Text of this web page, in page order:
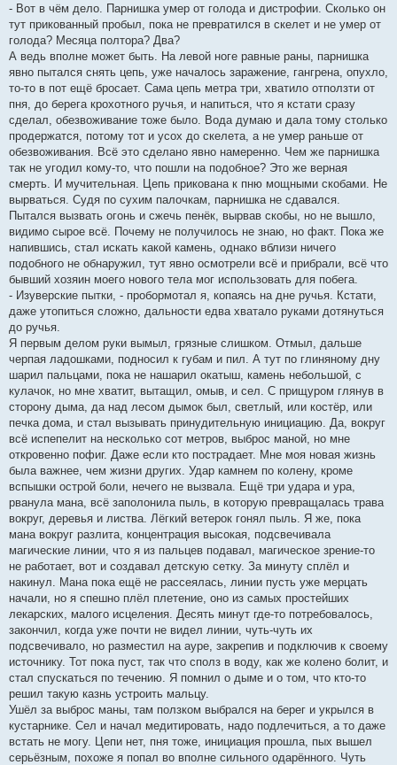
- Вот в чём дело. Парнишка умер от голода и дистрофии. Сколько он
тут прикованный пробыл, пока не превратился в скелет и не умер от
голода? Месяца полтора? Два?
А ведь вполне может быть. На левой ноге равные раны, парнишка
явно пытался снять цепь, уже началось заражение, гангрена, опухло,
то-то в пот ещё бросает. Сама цепь метра три, хватило отползти от
пня, до берега крохотного ручья, и напиться, что я кстати сразу
сделал, обезвоживание тоже было. Вода думаю и дала тому столько
продержатся, потому тот и усох до скелета, а не умер раньше от
обезвоживания. Всё это сделано явно намеренно. Чем же парнишка
так не угодил кому-то, что пошли на подобное? Это же верная
смерть. И мучительная. Цепь прикована к пню мощными скобами. Не
вырваться. Судя по сухим палочкам, парнишка не сдавался.
Пытался вызвать огонь и сжечь пенёк, вырвав скобы, но не вышло,
видимо сырое всё. Почему не получилось не знаю, но факт. Пока же
напившись, стал искать какой камень, однако вблизи ничего
подобного не обнаружил, тут явно осмотрели всё и прибрали, всё что
бывший хозяин моего нового тела мог использовать для побега.
- Изуверские пытки, - пробормотал я, копаясь на дне ручья. Кстати,
даже утопиться сложно, дальности едва хватало руками дотянуться
до ручья.
Я первым делом руки вымыл, грязные слишком. Отмыл, дальше
черпая ладошками, подносил к губам и пил. А тут по глиняному дну
шарил пальцами, пока не нашарил окатыш, камень небольшой, с
кулачок, но мне хватит, вытащил, омыв, и сел. С прищуром глянув в
сторону дыма, да над лесом дымок был, светлый, или костёр, или
печка дома, и стал вызывать принудительную инициацию. Да, вокруг
всё испепелит на несколько сот метров, выброс маной, но мне
откровенно пофиг. Даже если кто пострадает. Мне моя новая жизнь
была важнее, чем жизни других. Удар камнем по колену, кроме
вспышки острой боли, нечего не вызвала. Ещё три удара и ура,
рванула мана, всё заполонила пыль, в которую превращалась трава
вокруг, деревья и листва. Лёгкий ветерок гонял пыль. Я же, пока
мана вокруг разлита, концентрация высокая, подсвечивала
магические линии, что я из пальцев подавал, магическое зрение-то
не работает, вот и создавал детскую сетку. За минуту сплёл и
накинул. Мана пока ещё не рассеялась, линии пусть уже мерцать
начали, но я спешно плёл плетение, оно из самых простейших
лекарских, малого исцеления. Десять минут где-то потребовалось,
закончил, когда уже почти не видел линии, чуть-чуть их
подсвечивало, но разместил на ауре, закрепив и подключив к своему
источнику. Тот пока пуст, так что сполз в воду, как же колено болит, и
стал спускаться по течению. Я помнил о дыме и о том, что кто-то
решил такую казнь устроить мальцу.
Ушёл за выброс маны, там ползком выбрался на берег и укрылся в
кустарнике. Сел и начал медитировать, надо подлечиться, а то даже
встать не могу. Цепи нет, пня тоже, инициация прошла, пых вышел
серьёзным, похоже я попал во вполне сильного одарённого. Чуть